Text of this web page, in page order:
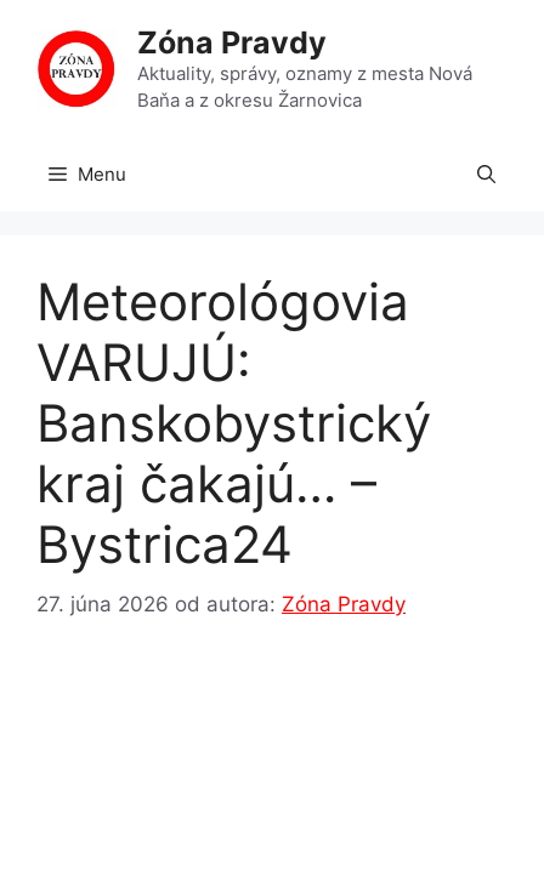
obsah
Zóna Pravdy
Aktuality, správy, oznamy z mesta Nová
Baňa a z okresu Žarnovica
Menu
Meteorológovia
VARUJÚ:
Banskobystrický
kraj čakajú… –
Bystrica24
27. júna 2026 od autora: Zóna Pravdy